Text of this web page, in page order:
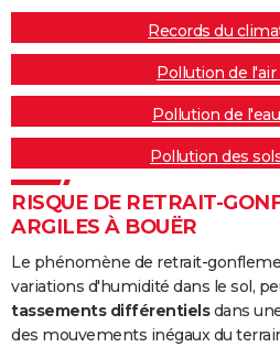
Records du
Pollution de l'air
Pollution de
Pollution des
RISQUE DE RETRAIT-
ARGILES À BOUËR
Le phénomène de retrait-
variations d'humidité dans le sol,
tassements différentielsdans
des mouvements inégaux du